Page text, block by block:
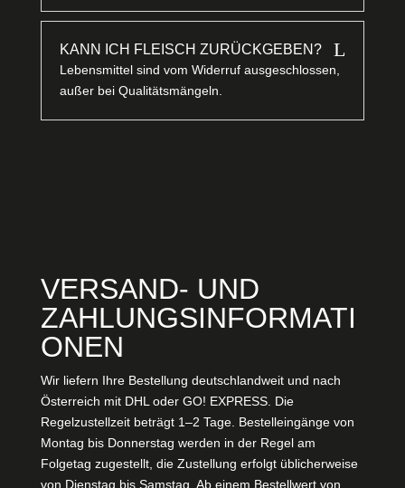
KANN ICH FLEISCH ZURÜCKGEBEN? L
Lebensmittel sind vom Widerruf ausgeschlossen,
außer bei Qualitätsmängeln.
VERSAND- UND
ZAHLUNGSINFORMATI
ONEN
Wir liefern Ihre Bestellung deutschlandweit und nach
Österreich mit DHL oder GO! EXPRESS. Die
Regelzustellzeit beträgt 1–2 Tage. Bestelleingänge von
Montag bis Donnerstag werden in der Regel am
Folgetag zugestellt, die Zustellung erfolgt üblicherweise
von Dienstag bis Samstag. Ab einem Bestellwert von